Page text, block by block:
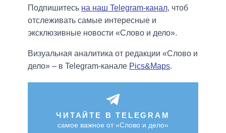
Подпишитесь на наш Telegram-канал, чтоб
отслеживать самые интересные и
эксклюзивные новости «Слово и дело».
Визуальная аналитика от редакции «Слово и
дело» – в Telegram-канале Pics&Maps.
ЧИТАЙТЕ В TELEGRAM
самое важное от «Слово и дело»